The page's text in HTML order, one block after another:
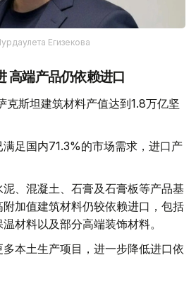
Егизекова
高端产品仍依赖进口
克斯坦建筑材料产值达到1.8万亿坚
足国内71.3%的市场需求，进口产
、混凝土、石膏及石膏板等产品基
加值建筑材料仍较依赖进口，包括
材料以及部分高端装饰材料。
本土生产项目，进一步降低进口依